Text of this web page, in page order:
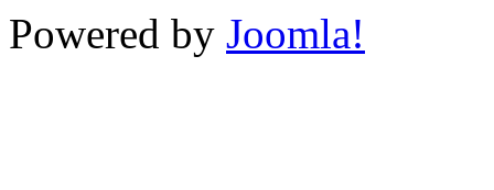
Powered by Joomla!